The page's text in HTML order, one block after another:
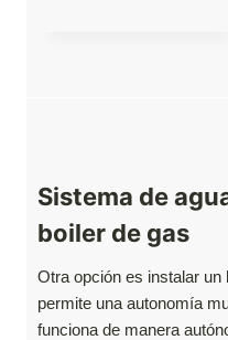
Sistema de
boiler de gas
Otra opción es instalar
permite una autonomía
funciona de manera